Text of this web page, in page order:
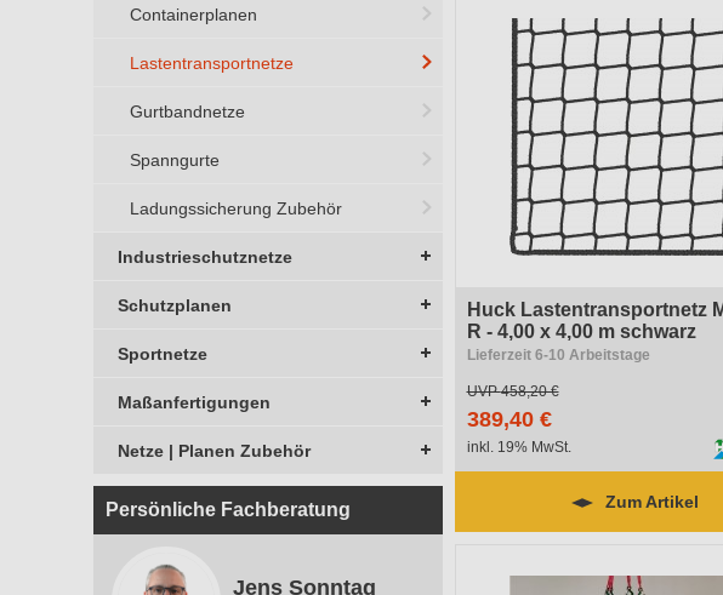
Containerplanen
Lastentransportnetze
Gurtbandnetze
Spanngurte
Ladungssicherung Zubehör
Industrieschutznetze
Schutzplanen
Sportnetze
Maßanfertigungen
Netze | Planen Zubehör
Persönliche Fachberatung
Jens Sonntag
Huck Lastentransportnetz
R - 4,00 x 4,00 m schwarz
Lieferzeit 6-10 Arbeitstage
UVP458,20 €
389,40 €
inkl. 19% MwSt.
Zum Artikel